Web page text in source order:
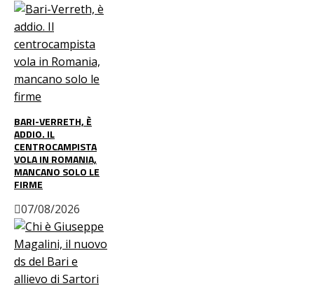
BARI-VERRETH, È
ADDIO. IL
CENTROCAMPISTA
VOLA IN ROMANIA,
MANCANO SOLO LE
FIRME
07/08/2026